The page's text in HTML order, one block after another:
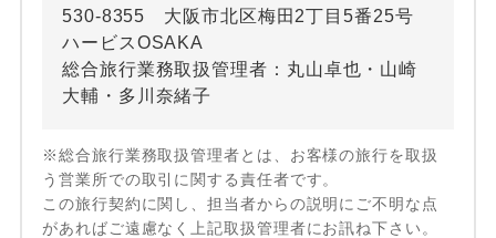
530-8355 大阪市北区梅田2丁目5番25号
ハービスOSAKA
総合旅行業務取扱管理者：丸山卓也・山崎
大輔・多川奈緒子
※総合旅行業務取扱管理者とは、お客様の旅行を取扱
う営業所での取引に関する責任者です。
この旅行契約に関し、担当者からの説明にご不明な点
があればご遠慮なく上記取扱管理者にお訊ね下さい。